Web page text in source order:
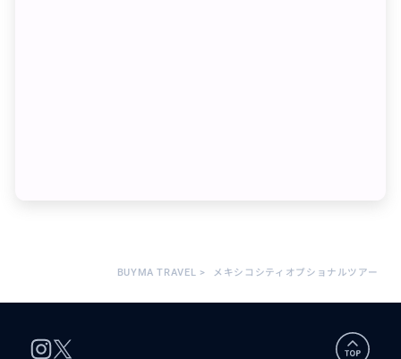
BUYMA TRAVEL > メキシコシティオプショナルツアー